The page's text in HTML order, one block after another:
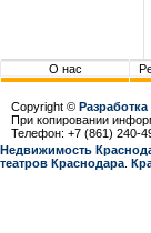
О нас
Copyright ©
При копировании
Телефон: +7 (861) 240-
Недвижимость
театров Краснодара